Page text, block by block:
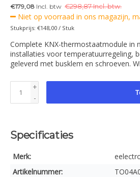
€179,08 Incl. btw €298,87 Incl. btw.
Niet op voorraad in ons magazijn,
Stukprijs: €148,00 / Stuk
Complete KNX-thermostaatmodule in
installaties voor temperatuurregeling,
geleverd met busklem en schroeven.
+
-
Specificaties
Merk:
Artikelnummer: